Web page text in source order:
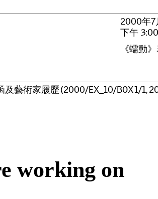
2000年7
下午 3:00
《蠕動》
及藝術家履歷(2000/EX 10/BOX1/1,2